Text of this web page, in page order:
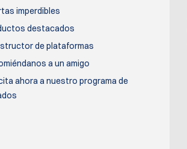
imperdibles
destacados
de plataformas
a un amigo
ahora a nuestro programa de